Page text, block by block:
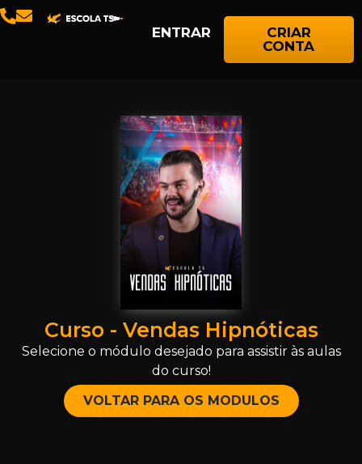
ENTRAR
CRIAR
CONTA
Curso - Vendas Hipnóticas
Selecione o módulo desejado para assistir às aulas
do curso!
VOLTAR PARA OS MODULOS